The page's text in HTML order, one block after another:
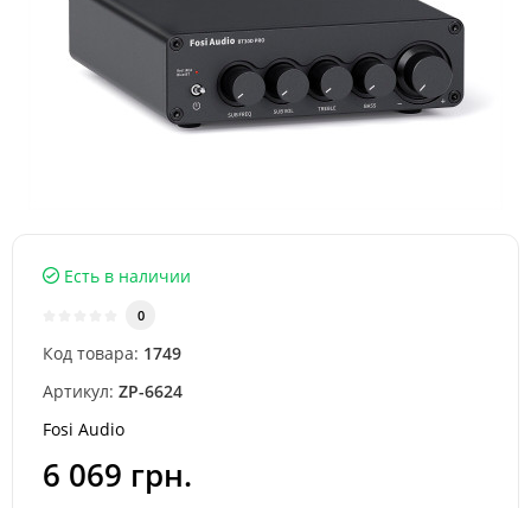
Есть в наличии
0
Код товара: 1749
Артикул: ZP-6624
Fosi Audio
6 069 грн.